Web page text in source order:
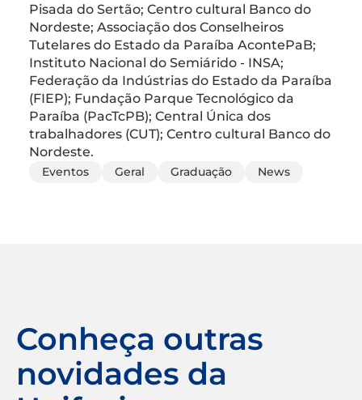
Pisada do Sertão; Centro cultural Banco do
Nordeste; Associação dos Conselheiros
Tutelares do Estado da Paraíba AcontePaB;
Instituto Nacional do Semiárido - INSA;
Federação da Indústrias do Estado da Paraíba
(FIEP); Fundação Parque Tecnológico da
Paraíba (PacTcPB); Central Única dos
trabalhadores (CUT); Centro cultural Banco do
Nordeste.
Eventos Geral Graduação News
Conheça outras
novidades da